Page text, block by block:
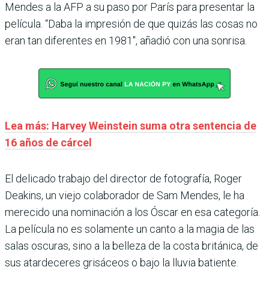
Mendes a la AFP a su paso por París para presentar la
película. “Daba la impresión de que quizás las cosas no
eran tan diferentes en 1981″, añadió con una sonrisa.
Lea más: Harvey Weinstein suma otra sentencia de
16 años de cárcel
El delicado trabajo del director de fotografía, Roger
Deakins, un viejo colaborador de Sam Mendes, le ha
merecido una nominación a los Óscar en esa categoría.
La película no es solamente un canto a la magia de las
salas oscuras, sino a la belleza de la costa británica, de
sus atardeceres grisáceos o bajo la lluvia batiente.